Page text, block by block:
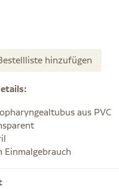
hinzufügen
aus PVC
Einmalgebrauch